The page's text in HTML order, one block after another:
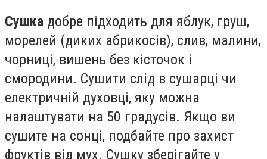
Сушка добре підходить для яблук, груш,
морелей (диких абрикосів), слив, малини,
чорниці, вишень без кісточок і
смородини. Сушити слід в сушарці чи
електричній духовці, яку можна
налаштувати на 50 градусів. Якщо ви
сушите на сонці, подбайте про захист
фруктів від мух. Сушку зберігайте у